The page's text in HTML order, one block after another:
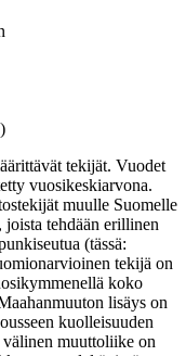
tekijät. Vuodet
vuosikeskiarvona.
muulle Suomelle
tehdään erillinen
(tässä:
tekijä on
koko
lisäys on
kuolleisuuden
välinen muuttoliike on